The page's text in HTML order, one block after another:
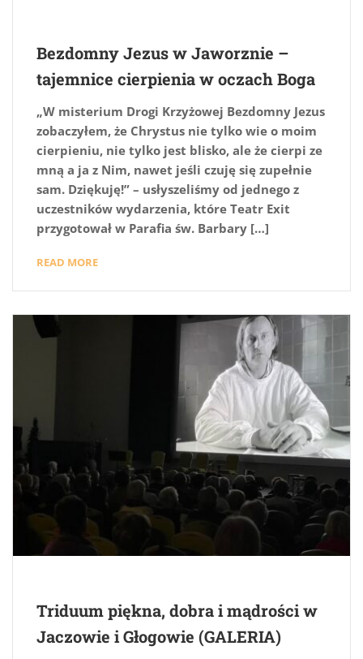
Bezdomny Jezus w Jaworznie –
tajemnice cierpienia w oczach Boga
„W misterium Drogi Krzyżowej Bezdomny Jezus
zobaczyłem, że Chrystus nie tylko wie o moim
cierpieniu, nie tylko jest blisko, ale że cierpi ze
mną a ja z Nim, nawet jeśli czuję się zupełnie
sam. Dziękuję!” – usłyszeliśmy od jednego z
uczestników wydarzenia, które Teatr Exit
przygotował w Parafia św. Barbary […]
READ MORE
Triduum piękna, dobra i mądrości w
Jaczowie i Głogowie (GALERIA)